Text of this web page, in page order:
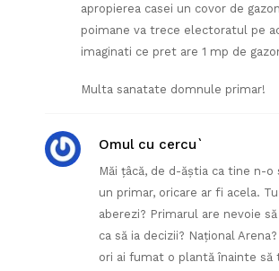
apropierea casei un covor de
poimane va trece electoratul pe
imaginati ce pret are 1 mp de
Multa sanatate domnule primar!
Omul cu cercu`
Măi țâcă, de d-ăștia ca tine n-o
un primar, oricare ar fi acela.
aberezi? Primarul are nevoie
ca să ia decizii? Național
ori ai fumat o plantă înainte să